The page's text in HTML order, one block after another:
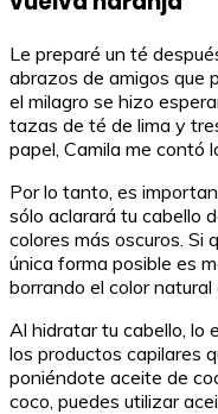
Le preparé un té
abrazos de amigos que
el milagro se hizo
tazas de té de lima y
papel, Camila me contó
Por lo tanto, es
sólo aclarará tu cabello
colores más oscuros. Si
única forma posible es
borrando el color natural
Al hidratar tu cabello, lo
los productos capilares
poniéndote aceite de
coco, puedes utilizar